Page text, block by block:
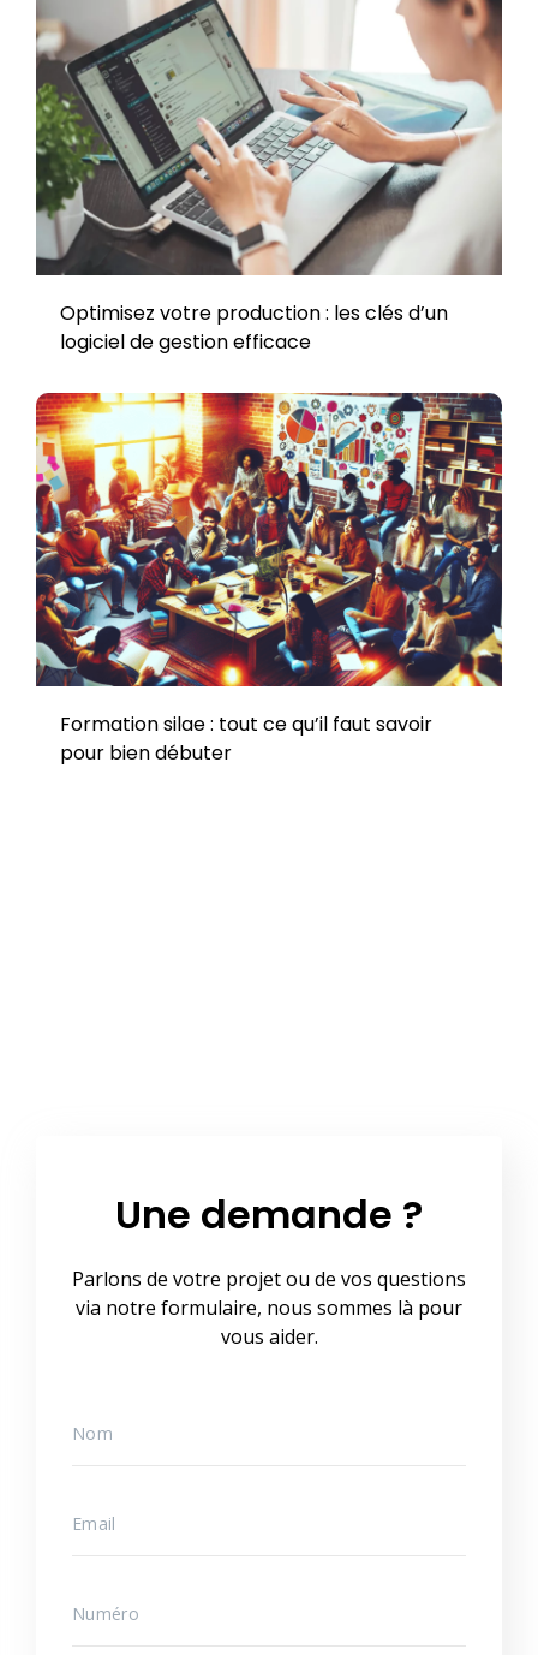
Optimisez votre production : les clés d’un
logiciel de gestion efficace
Formation silae : tout ce qu’il faut savoir
pour bien débuter
Une demande ?
Parlons de votre projet ou de vos questions
via notre formulaire, nous sommes là pour
vous aider.